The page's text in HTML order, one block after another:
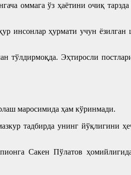
оммага ўз ҳаётини очиқ
инсонлар ҳурмати учун
тўлдирмоқда. Эҳтиросли
маросимида ҳам кўринмади.
тадбирда унинг йўқлигини
Сакен Пўлатов